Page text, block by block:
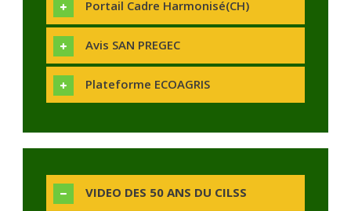
Portail Cadre Harmonisé(CH)
Avis SAN PREGEC
Plateforme ECOAGRIS
VIDEO DES 50 ANS DU CILSS